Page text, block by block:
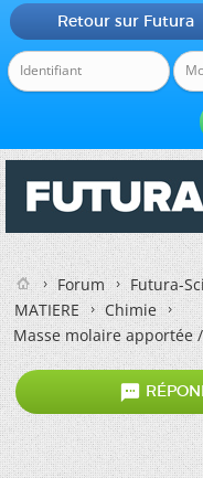
Retour sur Futura
Forum
Futura-
MATIERE
Chimie
Masse molaire apportée
